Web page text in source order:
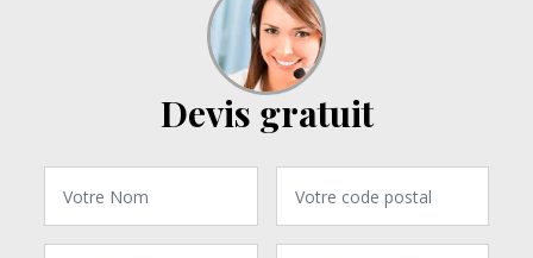
Devis gratuit